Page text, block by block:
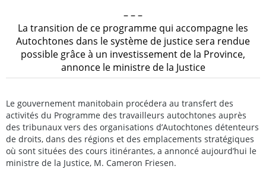
– – –
La transition de ce programme qui accompagne les
Autochtones dans le système de justice sera rendue
possible grâce à un investissement de la Province,
annonce le ministre de la Justice
Le gouvernement manitobain procédera au transfert des
activités du Programme des travailleurs autochtones auprès
des tribunaux vers des organisations d’Autochtones détenteurs
de droits, dans des régions et des emplacements stratégiques
où sont situées des cours itinérantes, a annoncé aujourd’hui le
ministre de la Justice, M. Cameron Friesen.